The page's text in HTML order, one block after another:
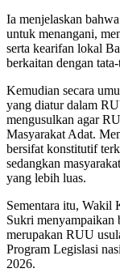
Ia menjelaskan
untuk menangani,
serta kearifan lokal
berkaitan dengan
Kemudian secara
yang diatur dalam
mengusulkan agar
Masyarakat Adat.
bersifat konstitutif
sedangkan
yang lebih luas.
Sementara itu, Wakil
Sukri
merupakan RUU
Program Legislasi
2026.